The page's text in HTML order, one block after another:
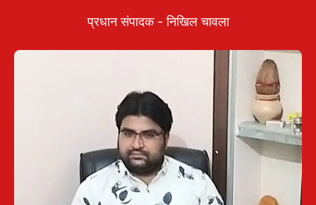
प्रधान संपादक - निखिल चावला